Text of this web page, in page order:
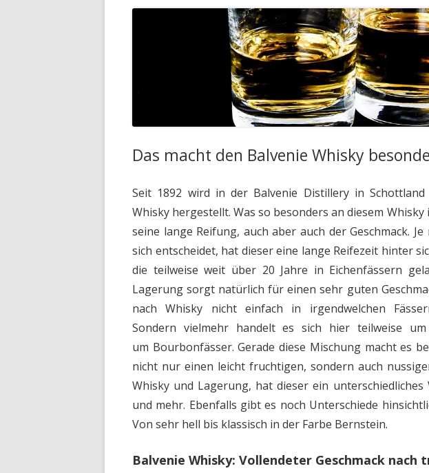
Das macht den Balvenie Whisky
Seit 1892 wird in der Balvenie Distillery in
Whisky hergestellt. Was so besonders an diesem Whisky
seine lange Reifung, auch aber auch der Geschmack.
sich entscheidet, hat dieser eine lange Reifezeit hinter
die teilweise weit über 20 Jahre in Eichenfässern
Lagerung sorgt natürlich für einen sehr guten
nach Whisky nicht einfach in irgendwelchen
Sondern vielmehr handelt es sich hier teilweise
um Bourbonfässer. Gerade diese Mischung macht es
nicht nur einen leicht fruchtigen, sondern auch
Whisky und Lagerung, hat dieser ein unterschiedliches
und mehr. Ebenfalls gibt es noch Unterschiede
Von sehr hell bis klassisch in der Farbe Bernstein.
Balvenie Whisky: Vollendeter Geschmack